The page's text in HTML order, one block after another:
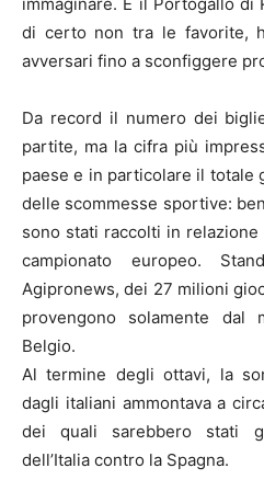
di certo non tra le favorite,
avversari fino a sconfiggere
Da record il numero dei
partite, ma la cifra più
paese e in particolare il totale
delle scommesse sportive:
sono stati raccolti in
campionato europeo.
Agipronews, dei 27 milioni
provengono solamente dal
Belgio.
Al termine degli ottavi, la
dagli italiani ammontava a
dei quali sarebbero stati
dell’Italia contro la Spagna.